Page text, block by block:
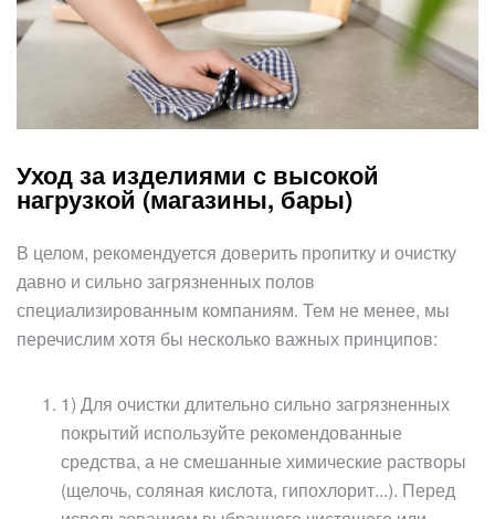
Уход за изделиями с высокой
нагрузкой (магазины, бары)
В целом, рекомендуется доверить пропитку и очистку
давно и сильно загрязненных полов
специализированным компаниям. Тем не менее, мы
перечислим хотя бы несколько важных принципов:
1) Для очистки длительно сильно загрязненных
покрытий используйте рекомендованные
средства, а не смешанные химические растворы
(щелочь, соляная кислота, гипохлорит...). Перед